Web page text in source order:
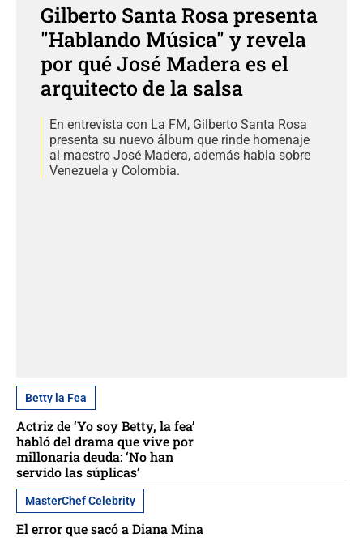
Gilberto Santa Rosa presenta
"Hablando Música" y revela
por qué José Madera es el
arquitecto de la salsa
En entrevista con La FM, Gilberto Santa Rosa
presenta su nuevo álbum que rinde homenaje
al maestro José Madera, además habla sobre
Venezuela y Colombia.
Betty la Fea
Actriz de ‘Yo soy Betty, la fea’
habló del drama que vive por
millonaria deuda: ‘No han
servido las súplicas’
MasterChef Celebrity
El error que sacó a Diana Mina